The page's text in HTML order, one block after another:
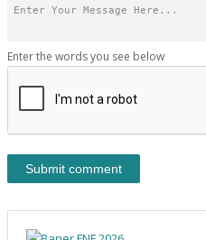
Enter the words you see below